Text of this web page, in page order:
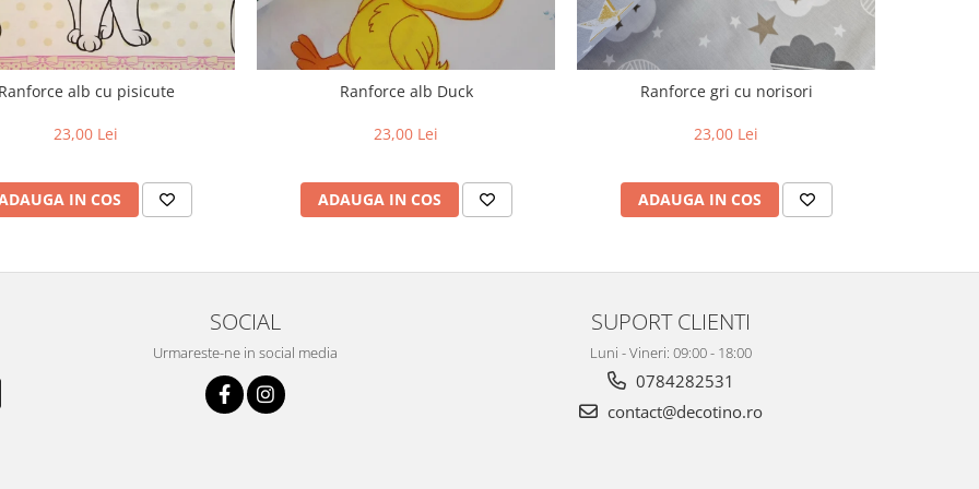
Ranforce alb cu pisicute
23,00 Lei
IN COS
Ranforce alb Duck
23,00 Lei
ADAUGA IN COS
Ranforce gri cu norisori
23,00 Lei
ADAUGA IN COS
SOCIAL
Urmareste-ne in social media
SUPORT CLIENTI
Luni - Vineri: 09:00 - 18:00
0784282531
contact@decotino.ro